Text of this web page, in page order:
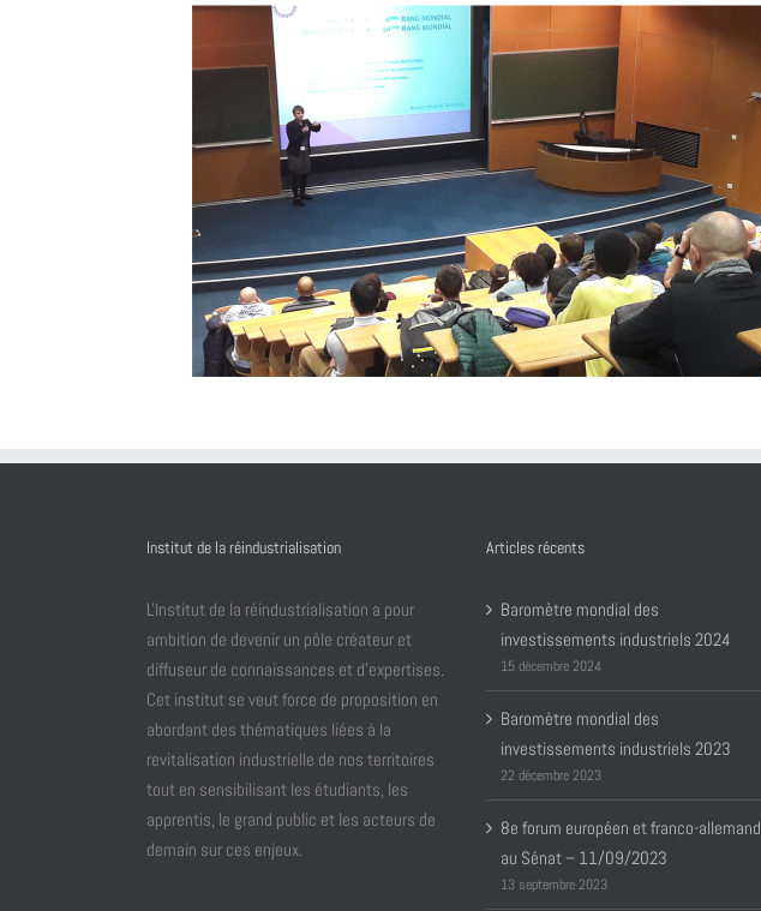
Institut de la réindustrialisation
L'Institut de la réindustrialisation a pour
ambition de devenir un pôle créateur et
diffuseur de connaissances et d’expertises.
Cet institut se veut force de proposition en
abordant des thématiques liées à la
revitalisation industrielle de nos territoires
tout en sensibilisant les étudiants, les
apprentis, le grand public et les acteurs de
demain sur ces enjeux.
Articles récents
Baromètre mondial des
investissements industriels 2024
15 décembre 2024
Baromètre mondial des
investissements industriels 2023
22 décembre 2023
8e forum européen et franco-allemand
au Sénat – 11/09/2023
13 septembre 2023